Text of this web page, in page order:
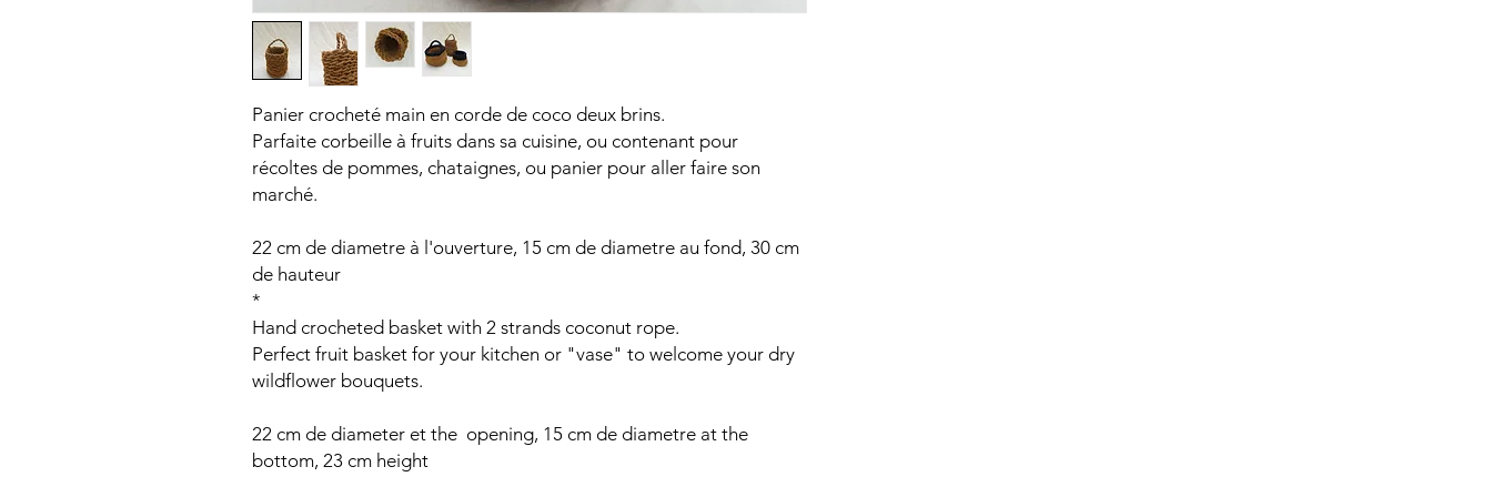
Panier crocheté main en corde de coco deux brins.
Parfaite corbeille à fruits dans sa cuisine, ou contenant pour
récoltes de pommes, chataignes, ou panier pour aller faire son
marché.
22 cm de diametre à l'ouverture, 15 cm de diametre au fond, 30 cm
de hauteur
*
Hand crocheted basket with 2 strands coconut rope.
Perfect fruit basket for your kitchen or "vase" to welcome your dry
wildflower bouquets.
22 cm de diameter et the opening, 15 cm de diametre at the
bottom, 23 cm height